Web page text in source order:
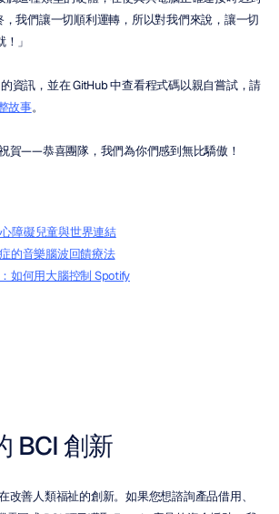
我們讓一切順利運轉，所以對我們來說，讓一切
」
資訊，並在 GitHub 中查看程式碼以親自嘗試，請
故事。
賀——恭喜團隊，我們為你們感到無比驕傲！
障礙兒童與世界連結
的音樂腦波回饋療法
如何用大腦控制 Spotify
BCI 創新
改善人類福祉的創新。如果您想諮詢產品借用、